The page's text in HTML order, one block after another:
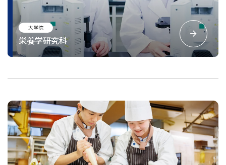
大学院
栄養学研究科